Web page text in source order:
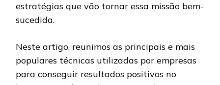
estratégias que vão tornar essa missão bem-
sucedida.
Neste artigo, reunimos as principais e mais
populares técnicas utilizadas por empresas
para conseguir resultados positivos no